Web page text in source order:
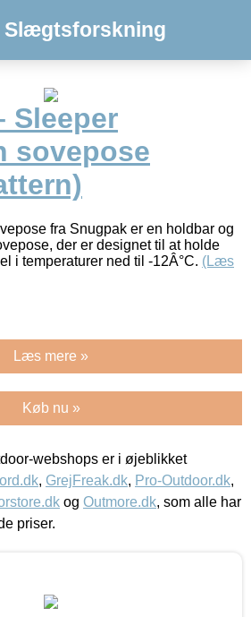
Slægtsforskning
Sleeper
sovepose
fra Snugpak er en holdbar og
der er designet til at holde
i temperaturer ned til -12Â°C. (Læs
Læs mere »
Køb nu »
webshops er i øjeblikket
, GrejFreak.dk, Pro-Outdoor.dk,
og Outmore.dk, som alle har
priser.